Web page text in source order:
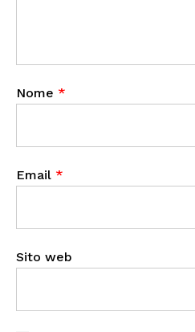
Nome *
Email *
Sito web